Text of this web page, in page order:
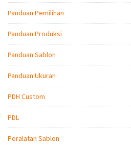
Panduan Pemilihan
Panduan Produksi
Panduan Sablon
Panduan Ukuran
PDH Custom
PDL
Peralatan Sablon